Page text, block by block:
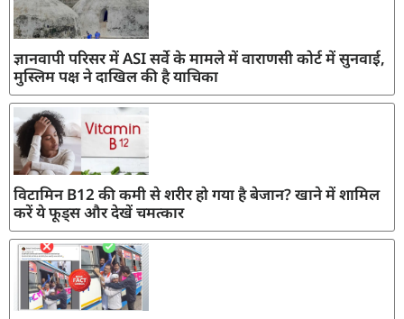
ज्ञानवापी परिसर में ASI सर्वे के मामले में वाराणसी कोर्ट में सुनवाई,
मुस्लिम पक्ष ने दाखिल की है याचिका
विटामिन B12 की कमी से शरीर हो गया है बेजान? खाने में शामिल
करें ये फूड्स और देखें चमत्कार